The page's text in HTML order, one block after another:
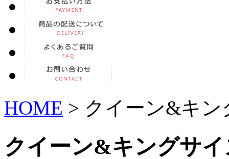
HOME > クイーン&キ
クイーン&キングサ